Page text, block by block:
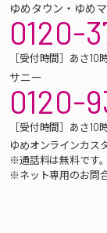
ゆめタウン・ゆめ
0120-
［受付時間］あさ10
サニー
0120-
［受付時間］あさ10
ゆめオンラインカス
※通話料は無料です。
※ネット専用のお問